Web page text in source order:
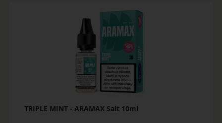
TRIPLE MINT - ARAMAX Salt 10ml